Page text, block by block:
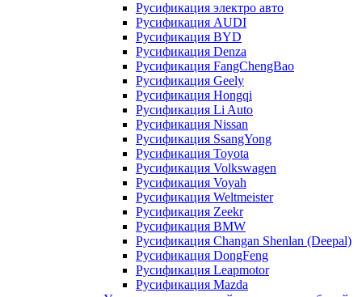
Русификация электро авто
Русификация AUDI
Русификация BYD
Русификация Denza
Русификация FangChengBao
Русификация Geely
Русификация Hongqi
Русификация Li Auto
Русификация Nissan
Русификация SsangYong
Русификация Toyota
Русификация Volkswagen
Русификация Voyah
Русификация Weltmeister
Русификация Zeekr
Русификация BMW
Русификация Changan Shenlan (Deepal)
Русификация DongFeng
Русификация Leapmotor
Русификация Mazda